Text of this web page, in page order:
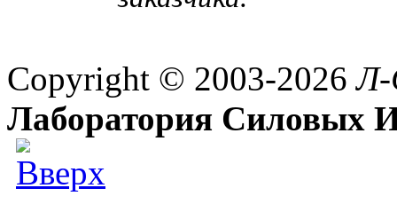
Copyright © 2003-2026
Лаборатория Силовых